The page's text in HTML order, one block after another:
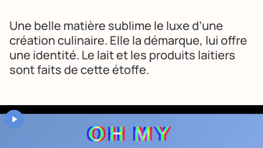
Une belle matière sublime le luxe d’une
création culinaire. Elle la démarque, lui offre
une identité. Le lait et les produits laitiers
sont faits de cette étoffe.